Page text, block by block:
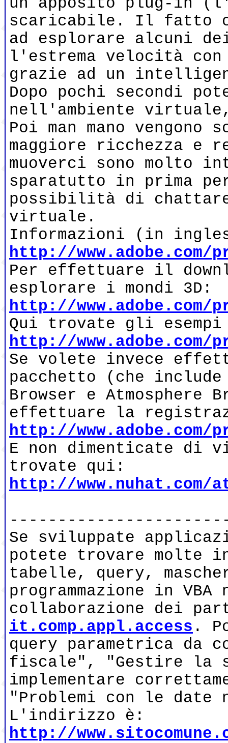
scaricabile. Il fatto
ad esplorare alcuni
l'estrema velocità
grazie ad un
Dopo pochi secondi
nell'ambiente
Poi man mano
maggiore ricchezza e
muoverci sono
sparatutto in prima
possibilità di
virtuale.
Informazioni (in
http://www.adobe.com/
Per effettuare il
esplorare i mondi 3D:
http://www.adobe.com/
Qui trovate gli
http://www.adobe.com/
Se volete invece
pacchetto (che include
Browser e Atmosphere
effettuare la
http://www.adobe.com/
E non dimenticate di
trovate qui:
http://www.nuhat.com/
Se sviluppate
potete trovare molte
tabelle, query,
programmazione in
collaborazione dei
it.comp.appl.access .
query parametrica da
fiscale", "Gestire la
implementare
"Problemi con le date
L'indirizzo è:
http://